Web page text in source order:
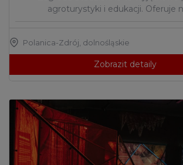
agroturystyki i edukacji. Oferuje
Polanica-Zdrój dolnośląskie
Zobrazit detaily